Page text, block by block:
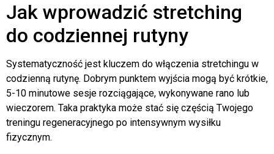
Jak wprowadzić stretching
do codziennej rutyny
Systematyczność jest kluczem do włączenia stretchingu w
codzienną rutynę. Dobrym punktem wyjścia mogą być krótkie,
5-10 minutowe sesje rozciągające, wykonywane rano lub
wieczorem. Taka praktyka może stać się częścią Twojego
treningu regeneracyjnego po intensywnym wysiłku
fizycznym.